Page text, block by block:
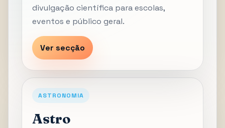
divulgação científica para escolas,
eventos e público geral.
Ver secção
ASTRONOMIA
Astro